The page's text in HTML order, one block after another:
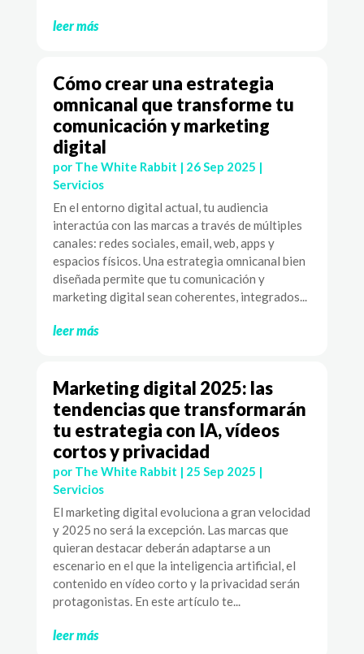
leer más
Cómo crear una estrategia
omnicanal que transforme tu
comunicación y marketing
digital
por The White Rabbit | 26 Sep 2025 |
Servicios
En el entorno digital actual, tu audiencia
interactúa con las marcas a través de múltiples
canales: redes sociales, email, web, apps y
espacios físicos. Una estrategia omnicanal bien
diseñada permite que tu comunicación y
marketing digital sean coherentes, integrados...
leer más
Marketing digital 2025: las
tendencias que transformarán
tu estrategia con IA, vídeos
cortos y privacidad
por The White Rabbit | 25 Sep 2025 |
Servicios
El marketing digital evoluciona a gran velocidad
y 2025 no será la excepción. Las marcas que
quieran destacar deberán adaptarse a un
escenario en el que la inteligencia artificial, el
contenido en vídeo corto y la privacidad serán
protagonistas. En este artículo te...
leer más